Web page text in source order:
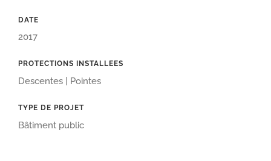
DATE
2017
PROTECTIONS INSTALLEES
Descentes | Pointes
TYPE DE PROJET
Bâtiment public